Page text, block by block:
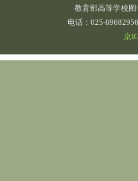
教育部高等学校
电话：025-
京